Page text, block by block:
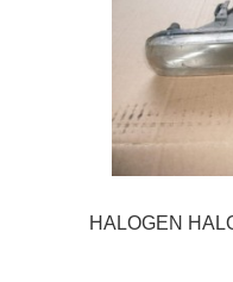
HALOGEN